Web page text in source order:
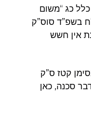
כג “משום
בשפ”ד סוס”ק
אין חשש
קטז ס”ק
סכנה, כאן